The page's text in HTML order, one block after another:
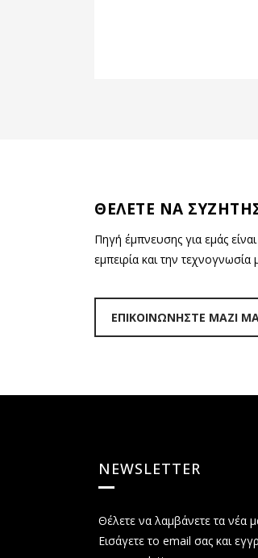
ΘΕΛΕΤΕ ΝΑ
Πηγή έμπνευσης για εμάς
εμπειρία και την τεχνογνωσία
ΕΠΙΚΟΙΝΩΝΗΣΤΕ ΜΑΖΙ
NEWSLETTER
Θέλετε να λαμβάνετε τα νέα
Εισάγετε το email σας και